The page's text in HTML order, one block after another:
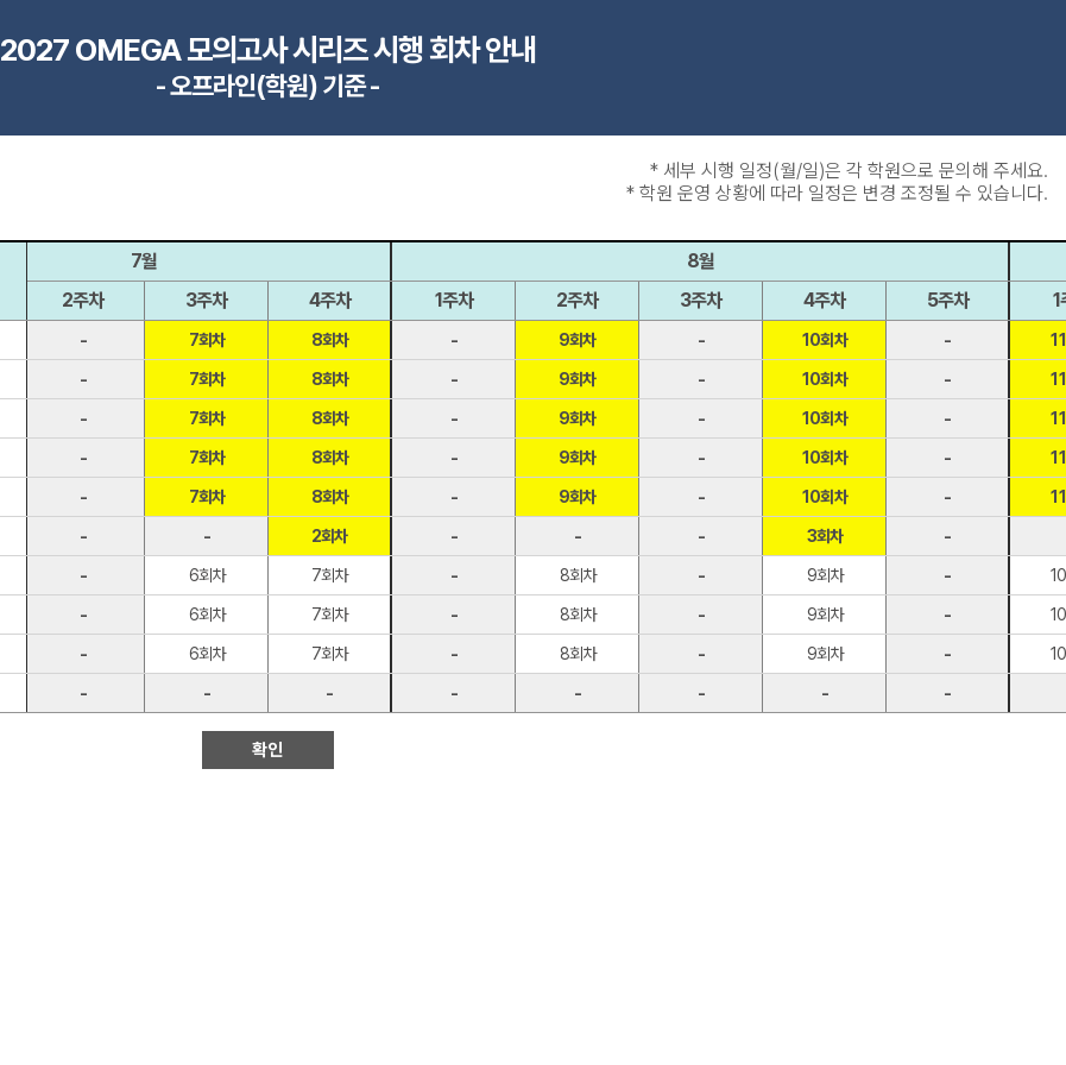
2027 OMEGA 모의고사 시리즈 시행 회차 안내
- 오프라인(학원) 기준 -
* 세부 시행 일정(월/일)은 각 학원으로 문의해 주세요.
* 학원 운영 상황에 따라 일정은 변경 조정될 수 있습니다.
7월
2주차 3주차 4주차
- 7회차 8회차
- 7회차 8회차
- 7회차 8회차
- 7회차 8회차
- 7회차 8회차
- - 2회차
- 6회차 7회차
- 6회차 7회차
- 6회차 7회차
- - -
8월
1주차
2주차 3주차 4주차 5주차
- 9회차 - 10회차 -
- 9회차 - 10회차 -
- 9회차 - 10회차 -
- 9회차 - 10회차 -
- 9회차 - 10회차 -
- - - 3회차 -
- 8회차 - 9회차 -
- 8회차 - 9회차 -
- 8회차 - 9회차 -
- - - - -
1
확인